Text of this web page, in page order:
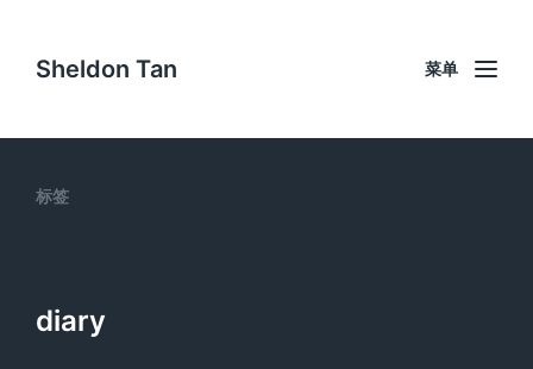
Sheldon Tan 菜单
标签
diary